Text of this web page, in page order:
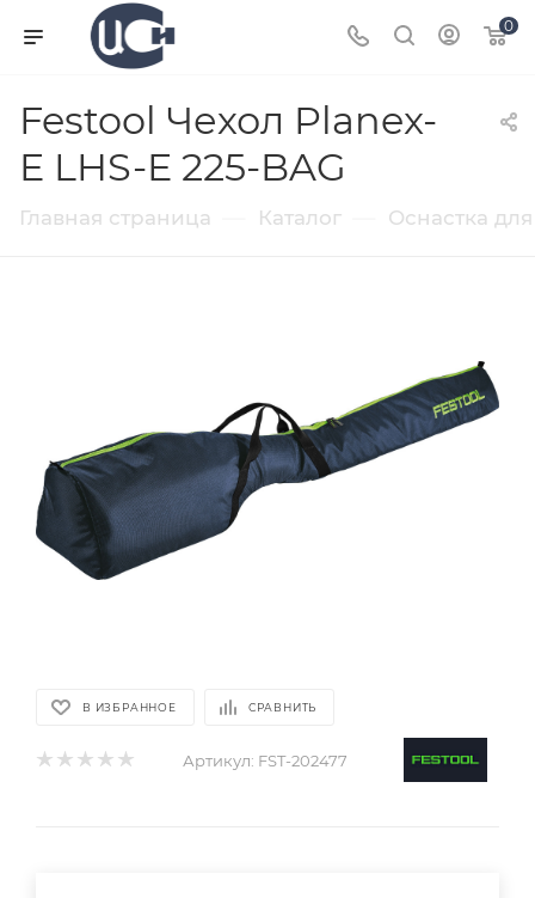
0
Festool Чехол Planex-
E LHS-E 225-BAG
Главная страница Каталог Оснастка
В ИЗБРАННОЕ СРАВНИТЬ
Артикул: FST-202477